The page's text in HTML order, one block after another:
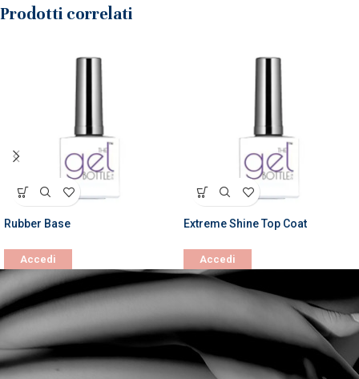
Prodotti correlati
Rubber Base
Accedi
Extreme Shine Top Coat
Accedi